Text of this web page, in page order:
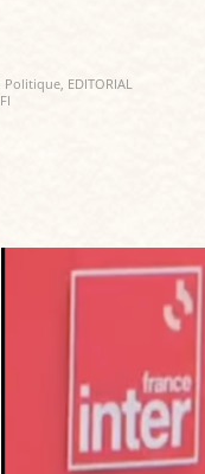
Politique EDITORIAL